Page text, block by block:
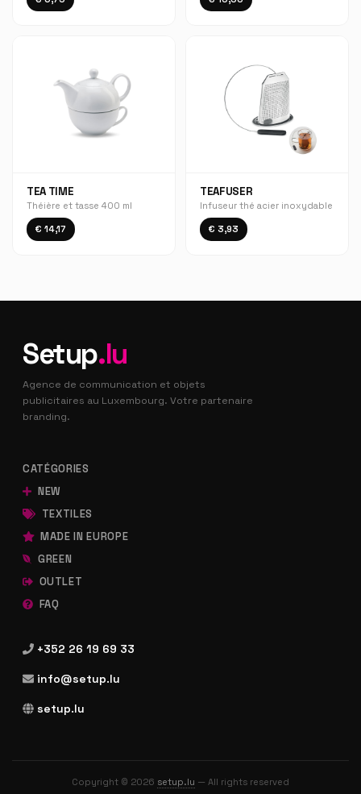
TEA TIME
Théière et tasse 400 ml
€ 14,17
TEAFUSER
Infuseur thé acier inoxydable
€ 3,93
Setup.lu
Agence de communication et objets
publicitaires au Luxembourg. Votre partenaire
branding.
CATÉGORIES
NEW
TEXTILES
MADE IN EUROPE
GREEN
OUTLET
FAQ
+352 26 19 69 33
info@setup.lu
setup.lu
Copyright © 2026 setup.lu — All rights reserved